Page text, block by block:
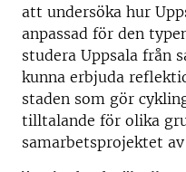
att undersöka hur
anpassad för den
studera Uppsala från
kunna erbjuda
staden som gör
tilltalande för olika
samarbetsprojektet